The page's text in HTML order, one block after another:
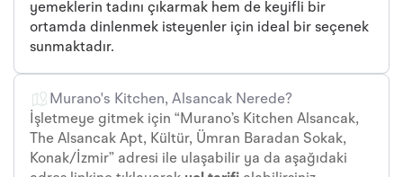
yemeklerin tadını çıkarmak hem de keyifli bir
ortamda dinlenmek isteyenler için ideal bir seçenek
sunmaktadır.
Murano's Kitchen, Alsancak Nerede?
İşletmeye gitmek için “Murano’s Kitchen Alsancak,
The Alsancak Apt, Kültür, Ümran Baradan Sokak,
Konak/İzmir” adresi ile ulaşabilir ya da aşağıdaki